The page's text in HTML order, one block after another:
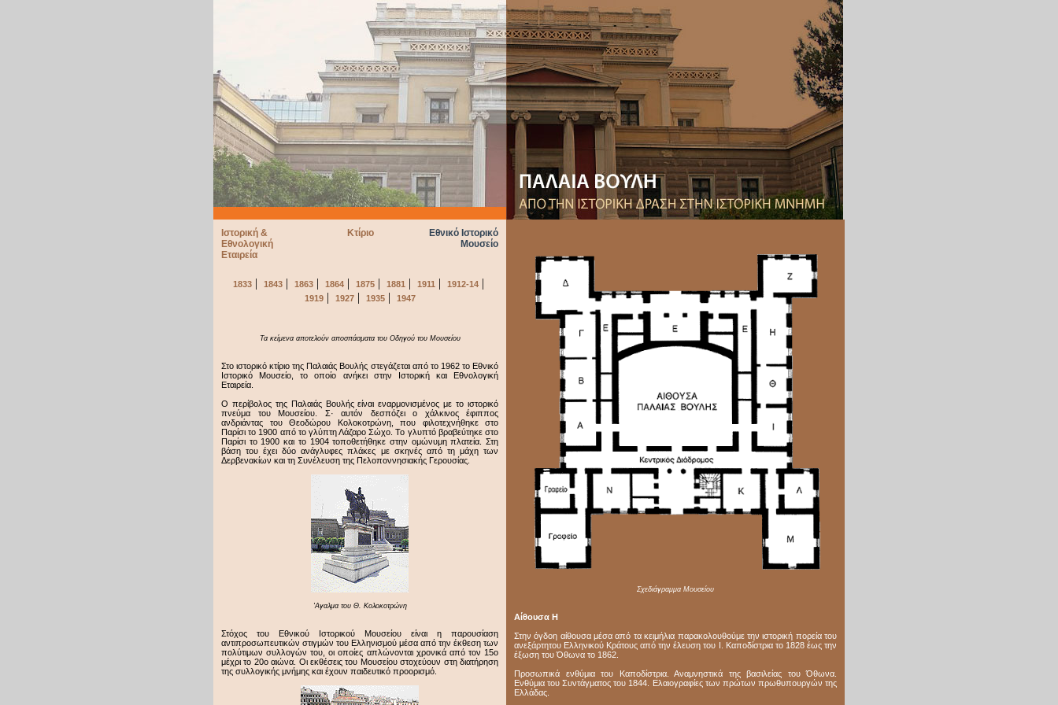
Ιστορική &
Εθνολογική
Εταιρεία
Κτίριο
Εθνικό Ιστορικό
Μουσείο
1833| 1843| 1863| 1864| 1875| 1881 | 1911 | 1912-14|
1919| 1927| 1935| 1947
Τα κείμενα αποτελούν αποσπάσματα του Οδηγού του Μουσείου
Στο ιστορικό κτίριο της Παλαιάς Βουλής στεγάζεται από το 1962 το Εθνικό
Ιστορικό Μουσείο, το οποίο ανήκει στην Ιστορική και Εθνολογική
Εταιρεία.
Ο περίβολος της Παλαιάς Βουλής είναι εναρμονισμένος με το ιστορικό
πνεύμα του Μουσείου. Σ· αυτόν δεσπόζει ο χάλκινος έφιππος
ανδριάντας του Θεοδώρου Κολοκοτρώνη, που φιλοτεχνήθηκε στο
Παρίσι το 1900 από το γλύπτη Λάζαρο Σώχο. Το γλυπτό βραβεύτηκε στο
Παρίσι το 1900 και το 1904 τοποθετήθηκε στην ομώνυμη πλατεία. Στη
βάση του έχει δύο ανάγλυφες πλάκες με σκηνές από τη μάχη των
Δερβενακίων και τη Συνέλευση της Πελοποννησιακής Γερουσίας.
'Αγαλμα του Θ. Kολοκοτρώνη
Στόχος του Εθνικού Ιστορικού Μουσείου είναι η παρουσίαση
αντιπροσωπευτικών στιγμών του Ελληνισμού μέσα από την έκθεση των
πολύτιμων συλλογών του, οι οποίες απλώνονται χρονικά από τον 15ο
μέχρι το 20ο αιώνα. Οι εκθέσεις του Moυσείου στοχεύουν στη διατήρηση
της συλλογικής μνήμης και έχουν παιδευτικό προορισμό.
Σχεδιάγραμμα Mουσείου
Αίθουσα Η
Στην όγδοη αίθουσα μέσα από τα κειμήλια παρακολουθούμε την ιστορική πορεία του
ανεξάρτητου Ελληνικού Κράτους από την έλευση του Ι. Καποδίστρια το 1828 έως την
έξωση του Όθωνα το 1862.
Προσωπικά ενθύμια του Καποδίστρια. Αναμνηστικά της βασιλείας του Όθωνα.
Ενθύμια του Συντάγματος του 1844. Ελαιογραφίες των πρώτων πρωθυπουργών της
Ελλάδας.